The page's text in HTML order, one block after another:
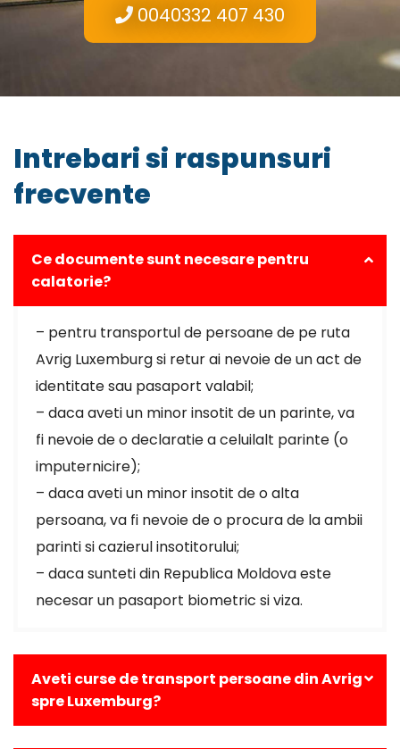
0040332 407 430
Intrebari si raspunsuri
frecvente
Ce documente sunt necesare pentru
calatorie?
– pentru transportul de persoane de pe ruta
Avrig Luxemburg si retur ai nevoie de un act de
identitate sau pasaport valabil;
– daca aveti un minor insotit de un parinte, va
fi nevoie de o declaratie a celuilalt parinte (o
imputernicire);
– daca aveti un minor insotit de o alta
persoana, va fi nevoie de o procura de la ambii
parinti si cazierul insotitorului;
– daca sunteti din Republica Moldova este
necesar un pasaport biometric si viza.
Aveti curse de transport persoane din Avrig
spre Luxemburg?